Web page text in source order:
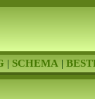
| SCHEMA |